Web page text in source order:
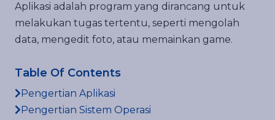
Aplikasi adalah program yang dirancang untuk
melakukan tugas tertentu, seperti mengolah
data, mengedit foto, atau memainkan game.
Table Of Contents
Pengertian Aplikasi
Pengertian Sistem Operasi